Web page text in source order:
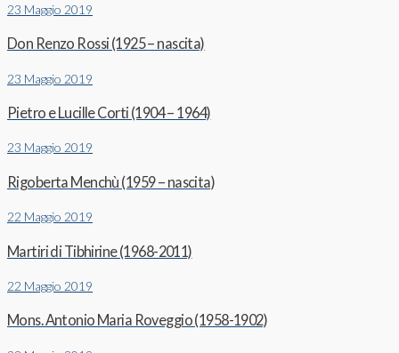
23 Maggio 2019
Don Renzo Rossi (1925 – nascita)
23 Maggio 2019
Pietro e Lucille Corti (1904 – 1964)
23 Maggio 2019
Rigoberta Menchù (1959 – nascita)
22 Maggio 2019
Martiri di Tibhirine (1968-2011)
22 Maggio 2019
Mons. Antonio Maria Roveggio (1958-1902)